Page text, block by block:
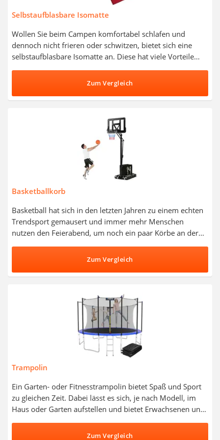
Selbstaufblasbare Isomatte
Wollen Sie beim Campen komfortabel schlafen und
dennoch nicht frieren oder schwitzen, bietet sich eine
selbstaufblasbare Isomatte an. Diese hat viele Vorteile
Packmaß. Selbstaufblasbare Isomatten-Tests belegen: Mit
einer Handpumpe lässt sich die Isomatte zusätzlich an
Ihre Schlafbedürfnisse anpassen. Beim Kauf ist neben den
Zubehör zu achten. Wählen Sie jetzt eine
selbstaufblasbare Isomatte aus unserer Vergleichstabelle
und der nächste Campingtrip wird ein voller Erfolg!
Zum Vergleich
Basketballkorb
Basketball hat sich in den letzten Jahren zu einem echten
Trendsport gemausert und immer mehr Menschen
nutzen den Feierabend, um noch ein paar Körbe an der
Zuhause sparen Sie sich den Weg zum nächstgelegenen
Sport- oder Spielplatz und können direkt im Garten oder
in der Hofeinfahrt heiß umkämpfte Matches starten. Wie
Basketballkorb in erster Linie sehr stabil und flexibel sein.
Entdecken Sie jetzt in unserer Vergleichstabelle die besten
Basketballkörbe zum Aufhängen oder mit Ständer.
Zum Vergleich
Trampolin
Ein Garten- oder Fitnesstrampolin bietet Spaß und Sport
zu gleichen Zeit. Dabei lässt es sich, je nach Modell, im
Haus oder Garten aufstellen und bietet Erwachsenen und
Zum Vergleich